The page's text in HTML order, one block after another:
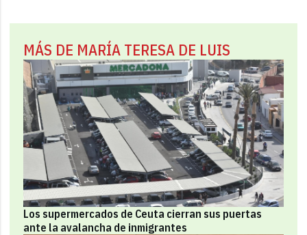
MÁS DE MARÍA TERESA DE LUIS
Los supermercados de Ceuta cierran sus puertas
ante la avalancha de inmigrantes